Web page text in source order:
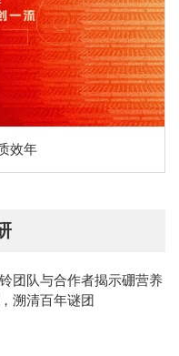
效年
团队与合作者揭示硼营养
溯清百年谜团